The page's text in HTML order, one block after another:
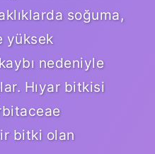
soğuma,
yüksek
nedeniyle
Hıyar bitkisi
bitki olan